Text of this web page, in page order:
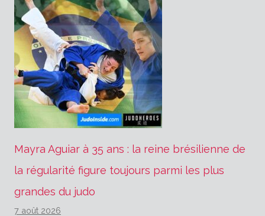
Mayra Aguiar à 35 ans : la reine brésilienne de
la régularité figure toujours parmi les plus
grandes du judo
7 août 2026